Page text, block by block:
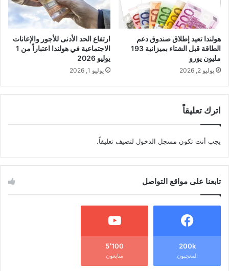
هولندا تعيد إطلاق صندوق دعم
الطاقة قبل الشتاء بميزانية 193
مليون يورو
يوليو 2, 2026
ارتفاع الحد الأدنى للأجور والإعانات
الاجتماعية في هولندا اعتباراً من 1
يوليو 2026
يوليو 1, 2026
اترك تعليقاً
يجب أنت تكون مسجل الدخول لتضيف تعليقاً.
تابعنا على مواقع التواصل
200k
المعجبون
5٬100
متابعون